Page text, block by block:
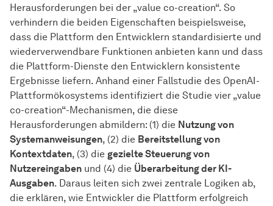
Herausforderungen bei der „value co-creation“. So
verhindern die beiden Eigenschaften beispielsweise,
dass die Plattform den Entwicklern standardisierte und
wiederverwendbare Funktionen anbieten kann und dass
die Plattform-Dienste den Entwicklern konsistente
Ergebnisse liefern. Anhand einer Fallstudie des OpenAI-
Plattformökosystems identifiziert die Studie vier „value
co-creation“-Mechanismen, die diese
Herausforderungen abmildern: (1) die Nutzung von
Systemanweisungen, (2) die Bereitstellung von
Kontextdaten, (3) die gezielte Steuerung von
Nutzereingaben und (4) die Überarbeitung der KI-
Ausgaben. Daraus leiten sich zwei zentrale Logiken ab,
die erklären, wie Entwickler die Plattform erfolgreich